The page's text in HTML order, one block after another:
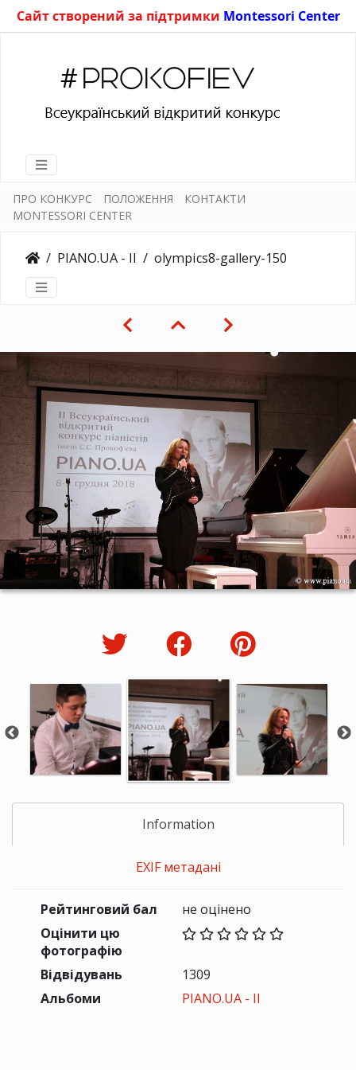
Сайт створений за підтримки Montessori Center
ПРО КОНКУРС ПОЛОЖЕННЯ
КОНТАКТИ
MONTESSORI CENTER
PIANO.UA - II olympics8-gallery-150
Information
EXIF метадані
Рейтинговий бал
не оцінено
Оцінити цю
фотографію
Відвідувань
1309
Альбоми
PIANO.UA - II